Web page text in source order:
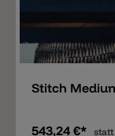
Merken
Stitch
543,24 €* statt